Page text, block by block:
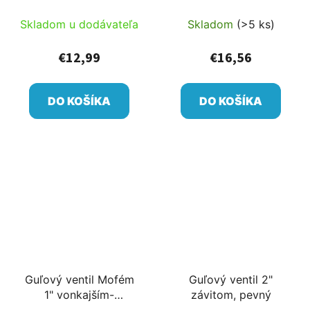
Skladom u dodávateľa
€12,99
DO KOŠÍKA
Skladom (>5 ks)
€16,56
DO KOŠÍKA
Guľový ventil Mofém
1" vonkajším-
Guľový ventil 2"
závitom, pevný